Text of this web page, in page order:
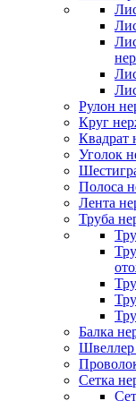
Рулон
Круг
Квадрат
Уголок
Полоса
Лента
Труба
Балка
Сетка